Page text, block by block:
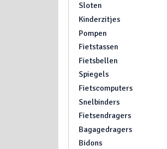
Sloten
Kinderzitjes
Pompen
Fietstassen
Fietsbellen
Spiegels
Fietscomputers
Snelbinders
Fietsendragers
Bagagedragers
Bidons